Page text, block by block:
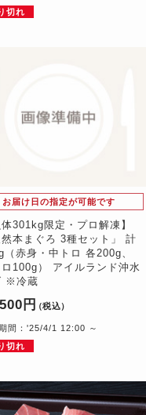
切れ
お届け日の指定が可能です
体301kg限定・プロ解凍】
然本まぐろ 3種セット」 計
（赤身・中トロ 各200g、
ロ100g） アイルランド沖水
※冷蔵
円 （税込）
間：'25/4/1 12:00 ～
切れ